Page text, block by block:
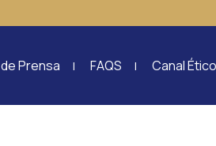
Prensa FAQS Canal Ético